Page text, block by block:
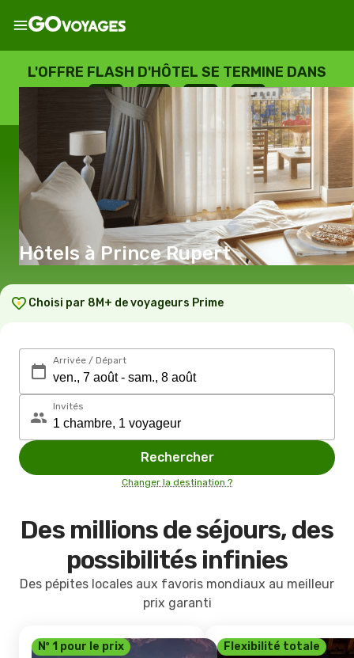
L'OFFRE FLASH D'HÔTEL SE TERMINE DANS
--
JOURS
: --
HEURES
: --
SECONDES
Hôtels à Prince Rupert
Choisi par 8M+ de voyageurs Prime
Arrivée / Départ
Invités
Rechercher
Changer la destination ?
Des millions de séjours, des
possibilités infinies
Des pépites locales aux favoris mondiaux au meilleur
prix garanti
Nº 1 pour le prix Flexibilité totale